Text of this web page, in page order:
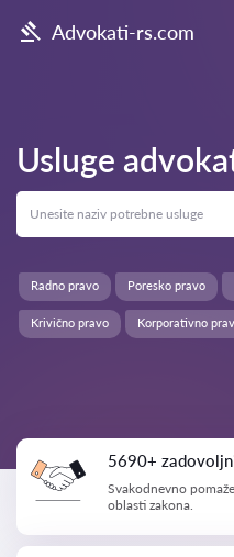
Advokati-rs.com
Usluge
Radno pravo Poresko pravo
Krivično pravo Korporativno
5690+
Svakodnevno
oblasti zakona.